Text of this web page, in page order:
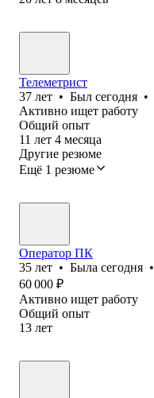
Телеметрист
37 лет • Был сегодня •
Активно ищет работу
Общий опыт
11 лет 4 месяца
Другие резюме
Ещё 1 резюме
Оператор ПК
35 лет • Была сегодня •
60 000 ₽
Активно ищет работу
Общий опыт
13 лет